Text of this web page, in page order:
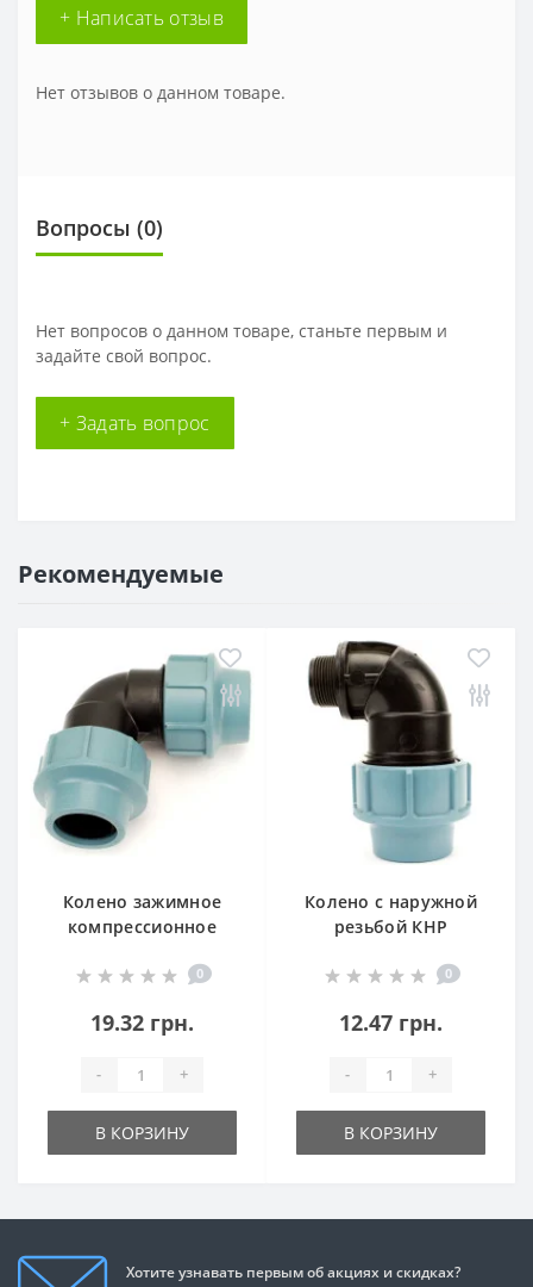
+ Написать отзыв
Нет отзывов о данном товаре.
Вопросы (0)
Нет вопросов о данном товаре, станьте первым и
задайте свой вопрос.
+ Задать вопрос
Рекомендуемые
Колено зажимное
компрессионное
0
19.32 грн.
- +
В КОРЗИНУ
Колено с наружной
резьбой КНР
0
12.47 грн.
- +
В КОРЗИНУ
Хотите узнавать первым об акциях и скидках?